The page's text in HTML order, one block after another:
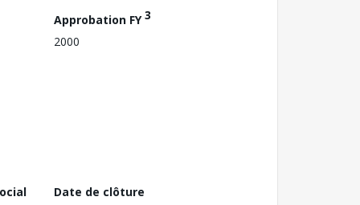
Approbation FY3
2000
Date de clôture